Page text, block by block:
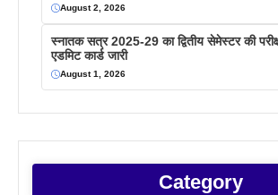
August 2, 2026
स्नातक सत्र 2025-29 का द्वितीय सेमेस्टर की
एडमिट कार्ड जारी
August 1, 2026
Category